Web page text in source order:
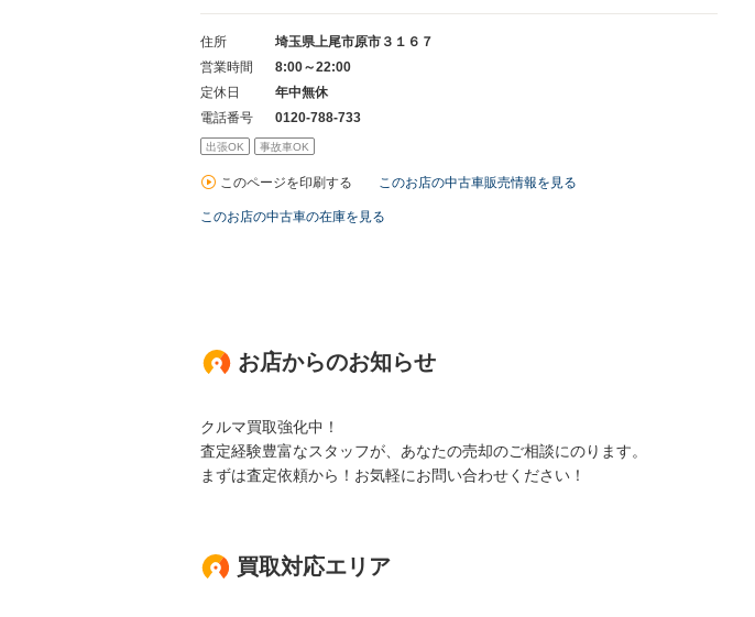
住所
埼玉県上尾市原市３１６７
営業時間
8:00～22:00
定休日
年中無休
電話番号
0120-788-733
出張OK 事故車OK
このページを印刷する このお店の中古車販売情報を見る
このお店の中古車の在庫を見る
お店からのお知らせ
クルマ買取強化中！
査定経験豊富なスタッフが、あなたの売却のご相談にのります。
まずは査定依頼から！お気軽にお問い合わせください！
買取対応エリア